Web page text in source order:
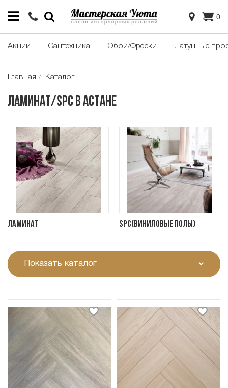
0
Акции Сантехника Обои/Фрески Латунные
Главная Каталог
Ламинат/SPC в Астане
Ламинат SPC(Виниловые полы)
Показать каталог